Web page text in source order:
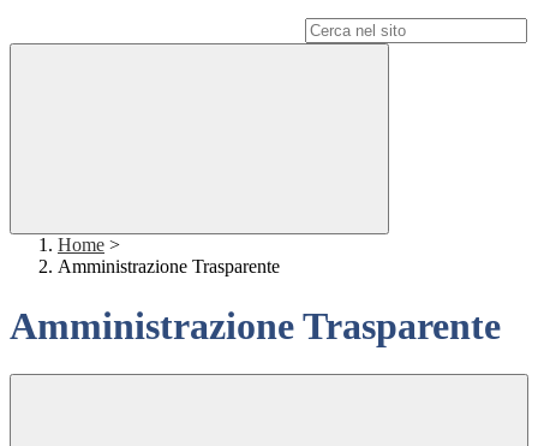
Home >
Amministrazione Trasparente
Amministrazione Trasparente